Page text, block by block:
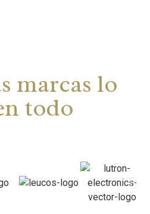
marcas lo
todo